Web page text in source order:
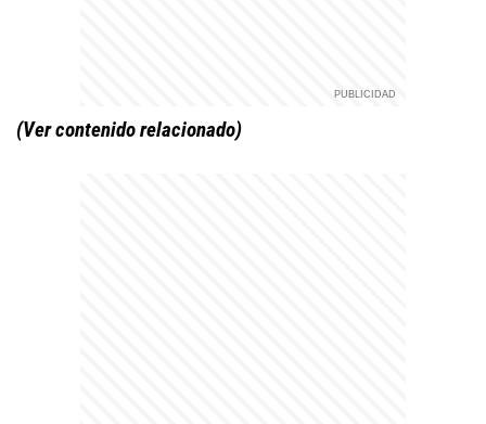
(Ver contenido relacionado)